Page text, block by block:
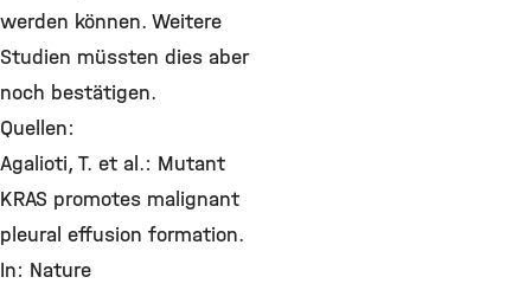
werden können. Weitere
Studien müssten dies aber
noch bestätigen.
Quellen:
Αgalioti, T. et al.: Mutant
KRAS promotes malignant
pleural effusion formation.
In: Nature